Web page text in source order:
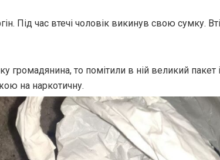
Під час втечі чоловік викинув свою сумку.
громадянина, то помітили в ній великий
на наркотичну.